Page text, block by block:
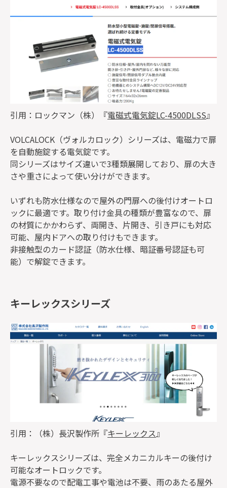
引用：ロックマン（株）『電磁式電気錠LC-4500DLSS』
VOLCALOCK（ヴォルカロック）シリーズは、電磁力で扉
を自動施錠する電気錠です。
同シリーズはサイズ違いで3種類展開しており、扉の大き
さや重さによって使い分けができます。
いずれも防水仕様なので屋外の門扉への後付けオートロ
ックに最適です。取り付け金具の種類が豊富なので、扉
の材質にかかわらず、両開き、片開き、引き戸にも対応
可能、屋内ドアへの取り付けもできます。
非接触型のカード認証（防水仕様、暗証番号認証も可
能）で解錠できます。
キーレックスシリーズ
引用：（株）長沢製作所『キーレックス』
キーレックスシリーズは、完全メカニカルキーの後付け
可能なオートロックです。
電源不要なので配電工事や電池は不要、雨のあたる屋外